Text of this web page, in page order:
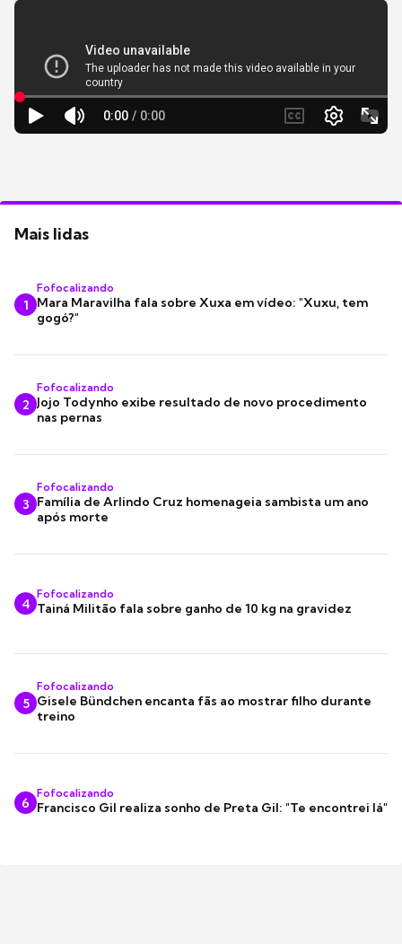
Mais lidas
1
Fofocalizando
Mara Maravilha fala sobre Xuxa em vídeo: "Xuxu, tem
gogó?"
2
Fofocalizando
Jojo Todynho exibe resultado de novo procedimento
nas pernas
3
Fofocalizando
Família de Arlindo Cruz homenageia sambista um ano
após morte
4
Fofocalizando
Tainá Militão fala sobre ganho de 10 kg na gravidez
5
Fofocalizando
Gisele Bündchen encanta fãs ao mostrar filho durante
treino
6
Fofocalizando
Francisco Gil realiza sonho de Preta Gil: "Te encontrei lá"